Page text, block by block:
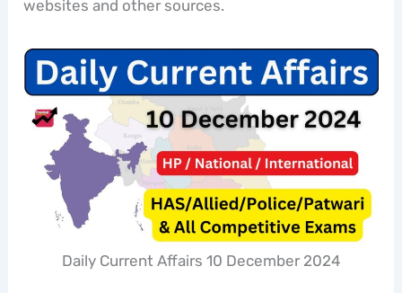
websites and other sources.
Daily Current Affairs 10 December 2024